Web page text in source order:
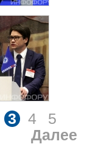
3 4
5
Далее